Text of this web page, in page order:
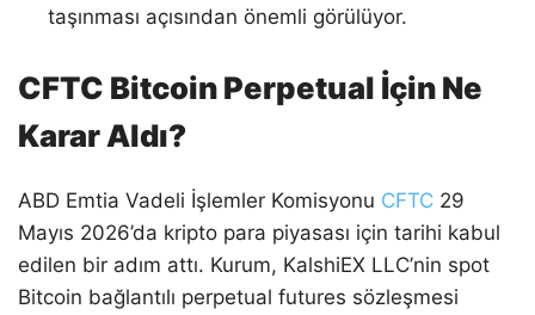
taşınması açısından önemli görülüyor.
CFTC Bitcoin Perpetual İçin Ne
Karar Aldı?
ABD Emtia Vadeli İşlemler Komisyonu CFTC 29
Mayıs 2026’da kripto para piyasası için tarihi kabul
edilen bir adım attı. Kurum, KalshiEX LLC’nin spot
Bitcoin bağlantılı perpetual futures sözleşmesi